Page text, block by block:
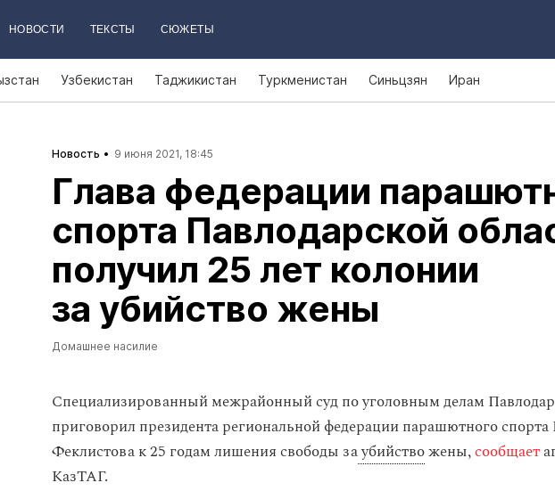
НОВОСТИ ТЕКСТЫ СЮЖЕТЫ
Узбекистан Таджикистан Туркменистан Синьцзян Иран
Новость 9 июня 2021, 18:45
Глава федерации
спорта Павлодарской
получил 25 лет колонии
за убийство жены
Домашнее насилие
Специализированный межрайонный суд по уголовным делам
приговорил президента региональной федерации парашютного спорта
Феклистова к 25 годам лишения свободы заубийствожены,сообщает
КазТАГ.